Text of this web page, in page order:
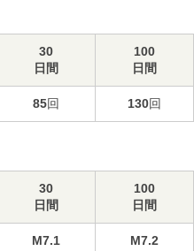
30
日間
100
日間
85回 130回
30
日間
100
日間
M7.1
M7.2